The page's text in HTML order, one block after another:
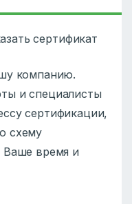
сертификат
компанию.
и специалисты
сертификации,
схему
Ваше время и